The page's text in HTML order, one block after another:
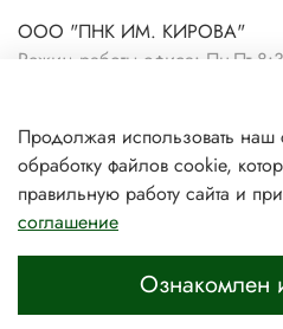
ООО "ПНК ИМ. КИРОВА"
Режим работы офиса: Пн-Пт
магазин)
+7(931) 239-81-06
магазин)
Продолжая использовать наш
обработку файлов cookie,
правильную работу сайта и
соглашение
Ознакомлен